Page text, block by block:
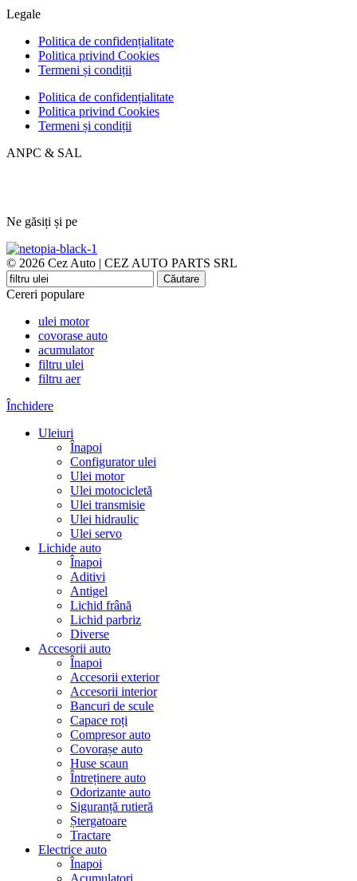
Legale
Politica de confidențialitate
Politica privind Cookies
Termeni și condiții
Politica de confidențialitate
Politica privind Cookies
Termeni și condiții
ANPC & SAL
Ne găsiți și pe
© 2026 Cez Auto | CEZ AUTO PARTS SRL
Căutare
Cereri populare
ulei motor
covorase auto
acumulator
filtru ulei
filtru aer
Închidere
Uleiuri
Înapoi
Configurator ulei
Ulei motor
Ulei motocicletă
Ulei transmisie
Ulei hidraulic
Ulei servo
Lichide auto
Înapoi
Aditivi
Antigel
Lichid frână
Lichid parbriz
Diverse
Accesorii auto
Înapoi
Accesorii exterior
Accesorii interior
Bancuri de scule
Capace roți
Compresor auto
Covorașe auto
Huse scaun
Întreținere auto
Odorizante auto
Siguranță rutieră
Ștergatoare
Tractare
Electrice auto
Înapoi
Acumulatori